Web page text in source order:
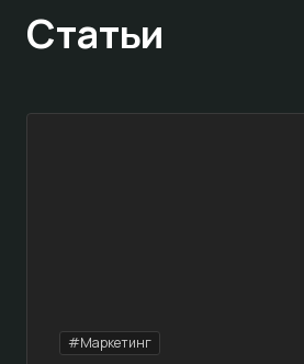
Статьи
#Маркетинг